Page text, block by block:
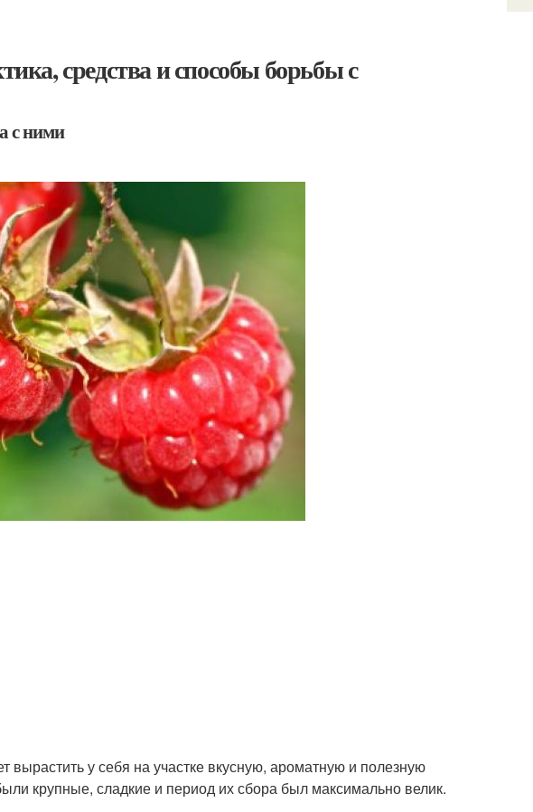
средства и способы борьбы с
с ними
у себя на участке вкусную, ароматную и полезную
крупные, сладкие и период их сбора был максимально велик.